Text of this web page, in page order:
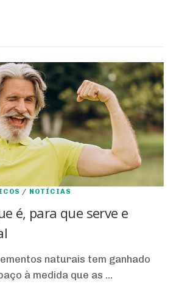
/ NOTÍCIAS
é, para que serve e
naturais tem ganhado
à medida que as ...